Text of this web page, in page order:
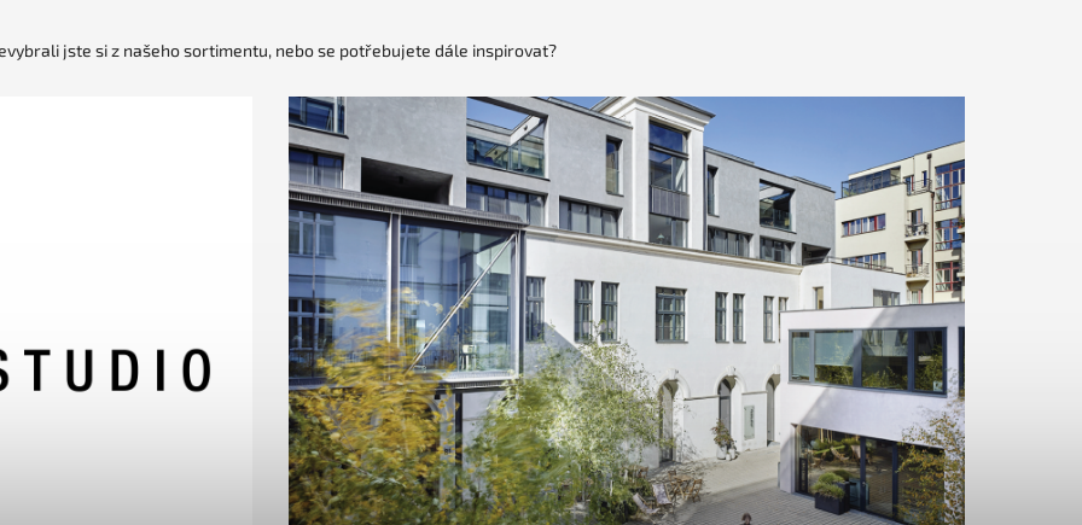
jste si z našeho sortimentu, nebo se potřebujete dále inspirovat?